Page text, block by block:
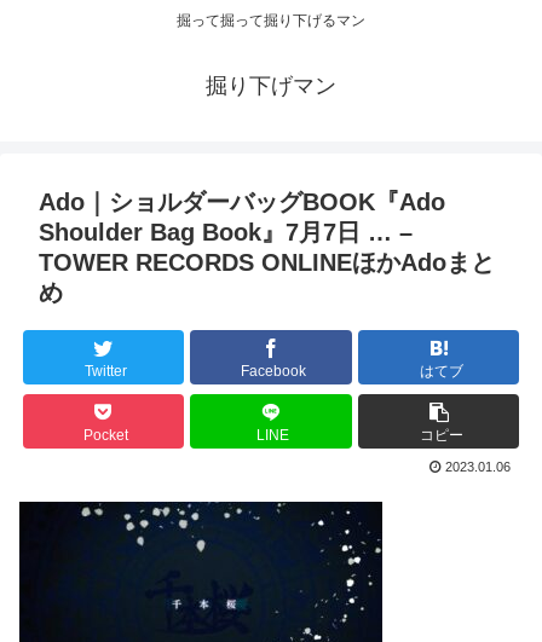
掘って掘って掘り下げるマン
掘り下げマン
Ado｜ショルダーバッグBOOK『Ado
Shoulder Bag Book』7月7日 … –
TOWER RECORDS ONLINEほかAdoまと
め
Twitter Facebook はてブ
Pocket LINE コピー
2023.01.06